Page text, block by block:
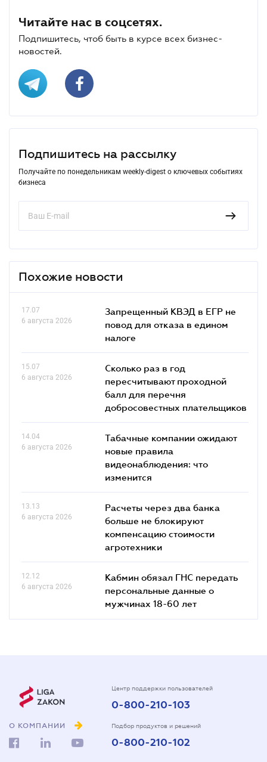
Читайте нас в соцсетях.
Подпишитесь, чтоб быть в курсе всех бизнес-
новостей.
Подпишитесь на рассылку
Получайте по понедельникам weekly-digest о ключевых событиях
бизнеса
Похожие новости
17.07
6 августа 2026
Запрещенный КВЭД в ЕГР не
повод для отказа в едином
налоге
15.07
6 августа 2026
Сколько раз в год
пересчитывают проходной
балл для перечня
добросовестных плательщиков
14.04
6 августа 2026
Табачные компании ожидают
новые правила
видеонаблюдения: что
изменится
13.13
6 августа 2026
Расчеты через два банка
больше не блокируют
компенсацию стоимости
агротехники
12.12
6 августа 2026
Кабмин обязал ГНС передать
персональные данные о
мужчинах 18-60 лет
О КОМПАНИИ
Центр поддержки пользователей
0-800-210-103
Подбор продуктов и решений
0-800-210-102